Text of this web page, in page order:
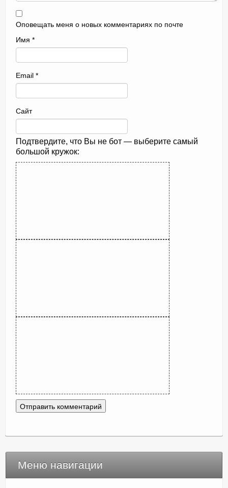
Оповещать меня о новых комментариях по почте
Имя *
Email *
Сайт
Подтвердите, что Вы не бот — выберите самый
большой кружок:
Меню навигации